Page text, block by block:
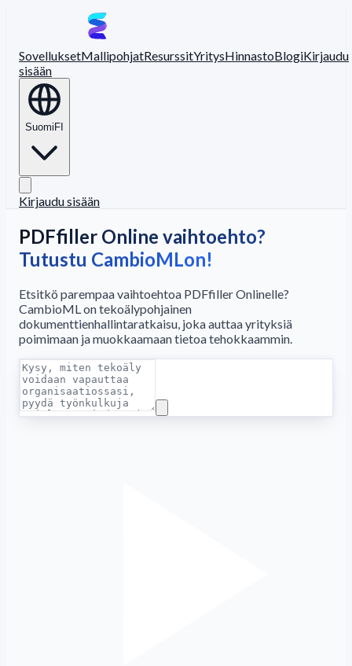
SovelluksetMallipohjatResurssitYritysHinnastoBlogiKirjaudu
sisään
Suomi FI
Kirjaudu sisään
PDFfiller Online vaihtoehto?
Tutustu CambioMLon!
Etsitkö parempaa vaihtoehtoa PDFfiller Onlinelle?
CambioML on tekoälypohjainen
dokumenttienhallintaratkaisu, joka auttaa yrityksiä
poimimaan ja muokkaamaan tietoa tehokkaammin.